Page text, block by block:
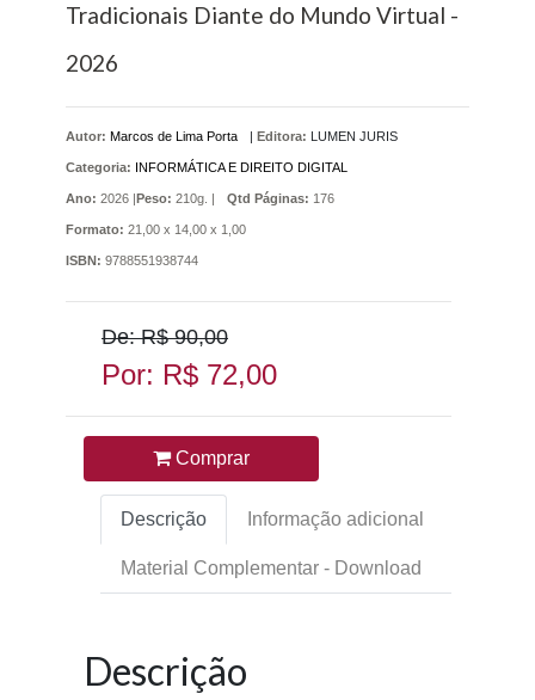
Tradicionais Diante do Mundo Virtual -
2026
Autor: Marcos de Lima Porta Editora: LUMEN JURIS
Categoria: INFORMÁTICA E DIREITO DIGITAL
Ano: 2026 | Peso: 210g. | Qtd Páginas: 176
Formato: 21,00 x 14,00 x 1,00
ISBN: 9788551938744
De: R$ 90,00
Por: R$ 72,00
Comprar
Descrição Informação adicional
Material Complementar - Download
Descrição